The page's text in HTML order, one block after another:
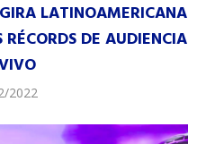
LATINOAMERICANA
DE AUDIENCIA
2022